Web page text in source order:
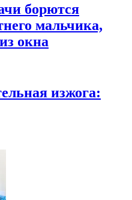
борются
мальчика,
окна
изжога: